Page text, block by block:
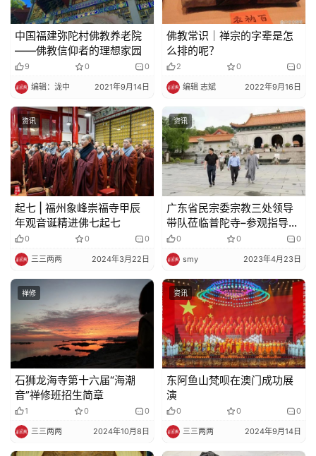
中国福建弥陀村佛教养老院
——佛教信仰者的理想家园
9 0 0
编辑：泷中 2021年9月14日
佛教常识｜禅宗的字辈是怎
么排的呢？
2 0 0
编辑 志斌 2022年9月16日
资讯
起七 | 福州象峰崇福寺甲辰
年观音诞精进佛七起七
0 0 0
三三两两 2024年3月22日
资讯
广东省民宗委宗教三处领导
带队莅临普陀寺–参观指导＂
反邪教警示教育示范基地＂
0 0 0
smy 2023年4月23日
禅修
石狮龙海寺第十六届“海潮
音”禅修班招生简章
1 0 0
三三两两 2024年10月8日
资讯
东阿鱼山梵呗在澳门成功展
演
0 0 0
三三两两 2024年9月14日